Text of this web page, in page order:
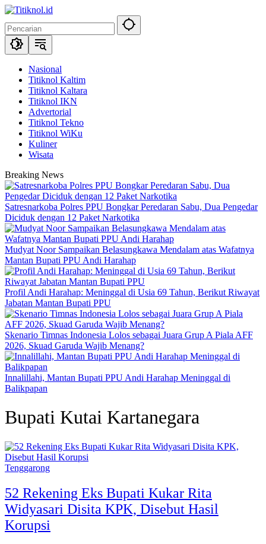
Langsung
konten
Nasional
Titiknol Kaltim
Titiknol Kaltara
Titiknol IKN
Advertorial
Titiknol Tekno
Titiknol WiKu
Kuliner
Wisata
Breaking News
Satresnarkoba Polres PPU Bongkar Peredaran Sabu, Dua Pengedar
Diciduk dengan 12 Paket Narkotika
Mudyat Noor Sampaikan Belasungkawa Mendalam atas Wafatnya
Mantan Bupati PPU Andi Harahap
Profil Andi Harahap: Meninggal di Usia 69 Tahun, Berikut Riwayat
Jabatan Mantan Bupati PPU
Skenario Timnas Indonesia Lolos sebagai Juara Grup A Piala AFF
2026, Skuad Garuda Wajib Menang?
Innalillahi, Mantan Bupati PPU Andi Harahap Meninggal di
Balikpapan
Bupati Kutai Kartanegara
Tenggarong
52 Rekening Eks Bupati Kukar Rita
Widyasari Disita KPK, Disebut Hasil
Korupsi